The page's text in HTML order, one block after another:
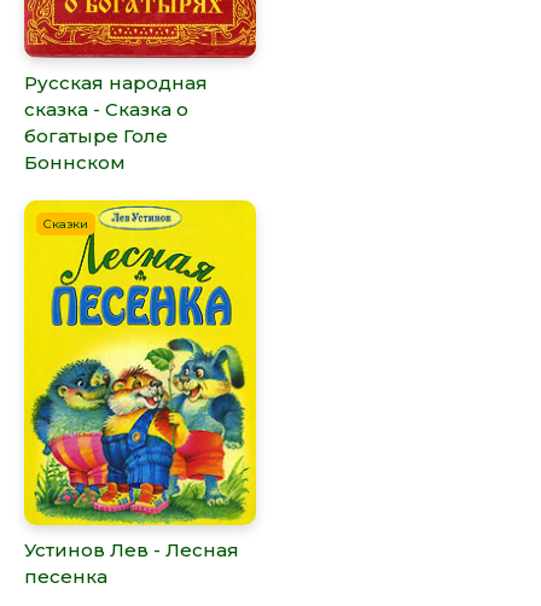
Русская народная
сказка - Сказка о
богатыре Голе
Боннском
Сказки
Устинов Лев - Лесная
песенка